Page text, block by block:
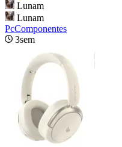
Lunam
Lunam
PcComponentes
3sem